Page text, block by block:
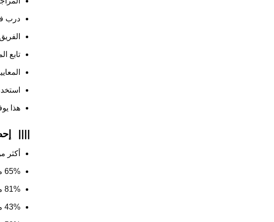
درب
تابع
هذا
أكثر من 72% من الشركات الصغيرة تعتمد على القيود اليومية
65% من الأخطاء المحاسبية ناتجة عن تسجيل غير صحيح للمدين والدائن.
81% من المحاسبين يؤكدون أن مراجعة القيود الشهرية تقلل الأخطاء بنسبة تفوق 50%.
43% من المؤسسات تستخدم برامج محاسبية حديثة لتسهيل تسجيل القيود.